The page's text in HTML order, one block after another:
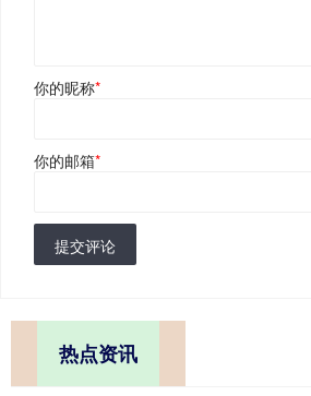
你的昵称*
你的邮箱*
提交评论
热点资讯